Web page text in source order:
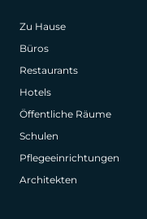
Zu Hause
Büros
Restaurants
Hotels
Öffentliche Räume
Schulen
Pflegeeinrichtungen
Architekten